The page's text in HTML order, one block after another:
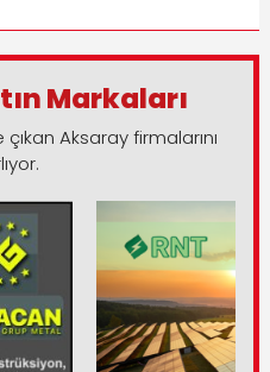
Markaları
Aksaray firmalarını